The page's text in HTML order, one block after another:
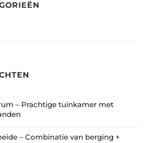
– Prachtige tuinkamer met
– Combinatie van berging +